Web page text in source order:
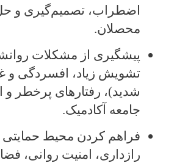
اضطراب، تصمیم‌گیری و
محصلان.
پیشگیری از مشکلات
تشویش زیاد، افسردگی و
شدید)، رفتارهای پرخطر و
جامعه آکادمیک.
فراهم کردن محیط
رازداری، امنیت روانی،